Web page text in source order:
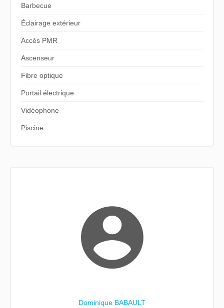
Barbecue
Éclairage extérieur
Accès PMR
Ascenseur
Fibre optique
Portail électrique
Vidéophone
Piscine
Dominique BABAULT